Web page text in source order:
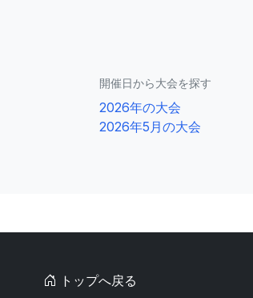
開催日から大会を探す
2026年の大会
2026年5月の大会
トップへ戻る